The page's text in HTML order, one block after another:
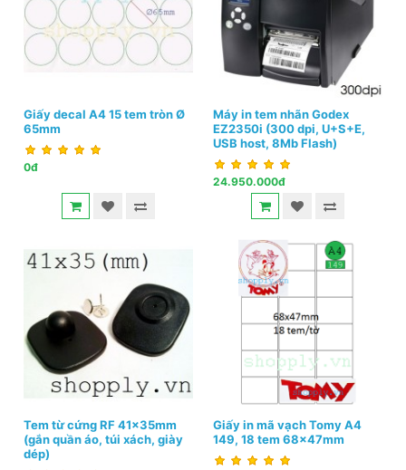
Giấy decal A4 15 tem tròn Ø
65mm
0đ
Máy in tem nhãn Godex
EZ2350i (300 dpi, U+S+E,
USB host, 8Mb Flash)
24.950.000đ
Tem từ cứng RF 41x35mm
(gắn quần áo, túi xách, giày
dép)
Giấy in mã vạch Tomy A4
149, 18 tem 68x47mm